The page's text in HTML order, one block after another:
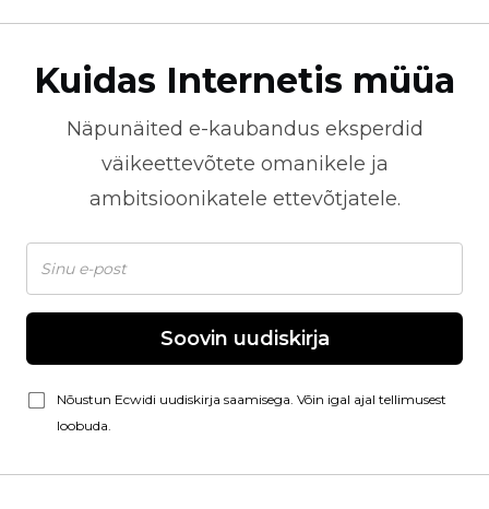
Kuidas Internetis müüa
Näpunäited e-kaubandus eksperdid
väikeettevõtete omanikele ja
ambitsioonikatele ettevõtjatele.
Soovin uudiskirja
Nõustun Ecwidi uudiskirja saamisega. Võin igal ajal tellimusest
loobuda.